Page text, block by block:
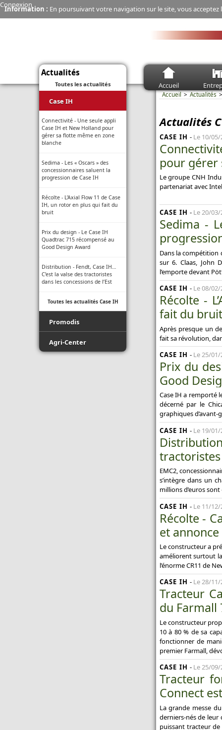
Information : En poursuivant votre navigation sur le site, vous
Connexion
Accueil
Actualités
Toutes les actualités
Case IH
Connectivité - Une seule appli
Case IH et New Holland pour
gérer sa flotte même en zone
blanche
Sedima - Les « Oscars » des
concessionnaires saluent la
progression de Case IH
Récolte - L’Axial Flow 11 de Case
IH, un rotor en plus qui fait du
bruit
Prix du design - Le Case IH
Quadtrac 715 récompensé au
Good Design Award
Distribution - Fendt, Case IH…
C’est la valse des tractoristes
dans les concessions de l’Est
Toutes les actualités Case IH
Promodis
Film - Ficelle - Filet - Conseil du
Agri-Center
Accueil Actualités
Actualités
CASE IH - Le 10/05/
pour gérer
Le groupe CNH
partenariat avec
CASE IH - Le 20/03/
Sedima -
Dans la compétition
sur 6. Claas, John
l’emporte devant
CASE IH - Le 08/02/
Récolte -
fait du bruit
Après presque un
fait sa révolution,
CASE IH - Le 25/01/
Prix du
Good
Case IH a remporté
décerné par le
graphiques d’avant-
CASE IH - Le 19/01/
tractoristes
EMC2,
s’intègre dans un
millions d’euros sont
CASE IH - Le 11/12/
Récolte -
et
Le constructeur a
améliorent surtout
l’énorme CR11 de
CASE IH - Le 28/11/
Tracteur
du Farmall
Le constructeur
10 à 80 % de sa
fonctionner de
premier Farmall,
CASE IH - Le 25/09/
Tracteur
Connect
La grande messe
derniers-nés de leur
puissant tracteur